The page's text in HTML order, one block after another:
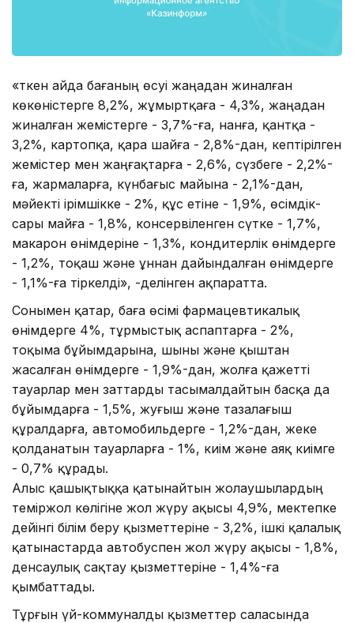
«Өткен айда бағаның өсуі жаңадан жиналған
көкөністерге 8,2%, жұмыртқаға - 4,3%, жаңадан
жиналған жемістерге - 3,7%-ға, нанға, қантқа -
3,2%, картопқа, қара шайға - 2,8%-дан, кептірілген
жемістер мен жаңғақтарға - 2,6%, сүзбеге - 2,2%-
ға, жармаларға, күнбағыс майына - 2,1%-дан,
мәйекті ірімшікке - 2%, құс етіне - 1,9%, өсімдік-
сары майға - 1,8%, консервіленген сүтке - 1,7%,
макарон өнімдеріне - 1,3%, кондитерлік өнімдерге
- 1,2%, тоқаш және ұннан дайындалған өнімдерге
- 1,1%-ға тіркелді», -делінген ақпаратта.
Сонымен қатар, баға өсімі фармацевтикалық
өнімдерге 4%, тұрмыстық аспаптарға - 2%,
тоқыма бұйымдарына, шыны және қыштан
жасалған өнімдерге - 1,9%-дан, жолға қажетті
тауарлар мен заттарды тасымалдайтын басқа да
бұйымдарға - 1,5%, жуғыш және тазалағыш
құралдарға, автомобильдерге - 1,2%-дан, жеке
қолданатын тауарларға - 1%, киім және аяқ киімге
- 0,7% құрады.
Алыс қашықтыққа қатынайтын жолаушылардың
теміржол көлігіне жол жүру ақысы 4,9%, мектепке
дейінгі білім беру қызметтеріне - 3,2%, ішкі қалалық
қатынастарда автобуспен жол жүру ақысы - 1,8%,
денсаулық сақтау қызметтеріне - 1,4%-ға
қымбаттады.
Тұрғын үй-коммуналды қызметтер саласында